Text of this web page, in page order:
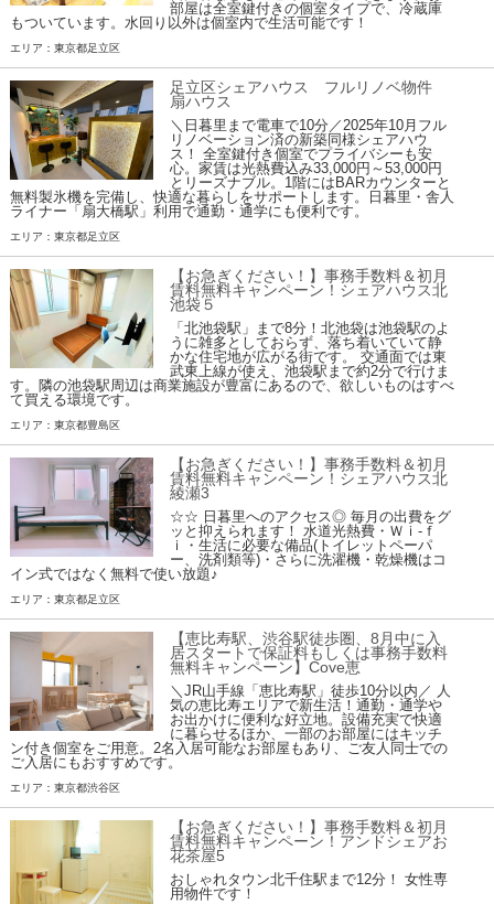
部屋は全室鍵付きの個室タイプで、冷蔵庫
もついています。水回り以外は個室内で生活可能です！
エリア：東京都足立区
足立区シェアハウス フルリノベ物件
扇ハウス
＼日暮里まで電車で10分／2025年10月フル
リノベーション済の新築同様シェアハウ
ス！ 全室鍵付き個室でプライバシーも安
心。家賃は光熱費込み33,000円～53,000円
とリーズナブル。1階にはBARカウンターと
無料製氷機を完備し、快適な暮らしをサポートします。日暮里・舎人
ライナー「扇大橋駅」利用で通勤・通学にも便利です。
エリア：東京都足立区
【お急ぎください！】事務手数料＆初月
賃料無料キャンペーン！シェアハウス北
池袋５
「北池袋駅」まで8分！北池袋は池袋駅のよ
うに雑多としておらず、落ち着いていて静
かな住宅地が広がる街です。 交通面では東
武東上線が使え、池袋駅まで約2分で行けま
す。隣の池袋駅周辺は商業施設が豊富にあるので、欲しいものはすべ
て買える環境です。
エリア：東京都豊島区
【お急ぎください！】事務手数料＆初月
賃料無料キャンペーン！シェアハウス北
綾瀬3
☆☆ 日暮里へのアクセス◎ 毎月の出費をグ
ッと抑えられます！ 水道光熱費・Ｗｉ-ｆ
ｉ・生活に必要な備品(トイレットペーパ
ー、洗剤類等)・さらに洗濯機・乾燥機はコ
イン式ではなく無料で使い放題♪
エリア：東京都足立区
【恵比寿駅、渋谷駅徒歩圏、8月中に入
居スタートで保証料もしくは事務手数料
無料キャンペーン】Cove恵
＼JR山手線「恵比寿駅」徒歩10分以内／ 人
気の恵比寿エリアで新生活！通勤・通学や
お出かけに便利な好立地。設備充実で快適
に暮らせるほか、一部のお部屋にはキッチ
ン付き個室をご用意。2名入居可能なお部屋もあり、ご友人同士での
ご入居にもおすすめです。
エリア：東京都渋谷区
【お急ぎください！】事務手数料＆初月
賃料無料キャンペーン！アンドシェアお
花茶屋5
おしゃれタウン北千住駅まで12分！ 女性専
用物件です！